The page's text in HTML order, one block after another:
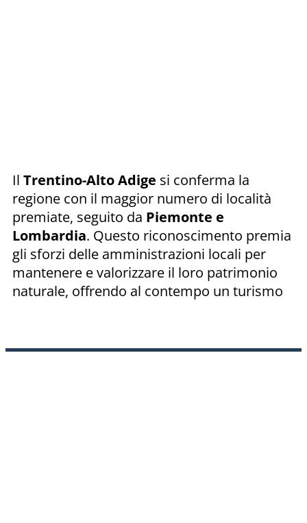
Il Trentino-Alto Adige si conferma la
regione con il maggior numero di località
premiate, seguito da Piemonte e
Lombardia. Questo riconoscimento premia
gli sforzi delle amministrazioni locali per
mantenere e valorizzare il loro patrimonio
naturale, offrendo al contempo un turismo